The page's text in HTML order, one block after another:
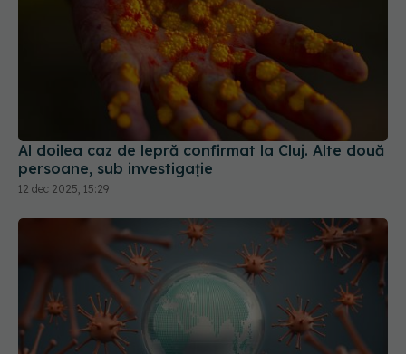
Al doilea caz de lepră confirmat la Cluj. Alte două
persoane, sub investigație
12 dec 2025, 15:29